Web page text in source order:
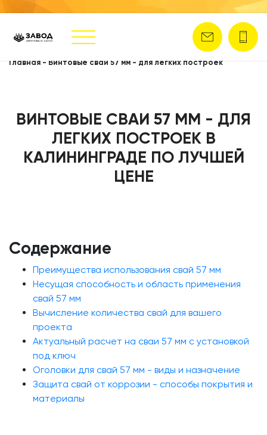
Главная - Винтовые сваи 57 мм - для легких построек
ВИНТОВЫЕ СВАИ 57 ММ - ДЛЯ
ЛЕГКИХ ПОСТРОЕК В
КАЛИНИНГРАДЕ ПО ЛУЧШЕЙ
ЦЕНЕ
Содержание
Преимущества использования свай 57 мм
Несущая способность и область применения
свай 57 мм
Вычисление количества свай для вашего
проекта
Актуальный расчет на сваи 57 мм с установкой
под ключ
Оголовки для свай 57 мм - виды и назначение
Защита свай от коррозии - способы покрытия и
материалы